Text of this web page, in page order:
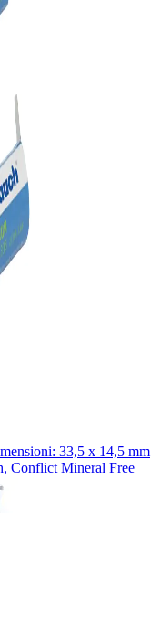
33,5 x 14,5 mm
Conflict Mineral Free